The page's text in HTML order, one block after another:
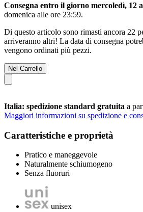
Consegna entro il giorno mercoledì, 12
domenica alle ore 23:59.
Di questo articolo sono rimasti ancora 22
arriveranno altri! La data di consegna
vengono ordinati più pezzi.
Nel Carrello
Italia: spedizione standard gratuita a
Maggiori informazioni su spedizione e
Caratteristiche e proprietà
Pratico e maneggevole
Naturalmente schiumogeno
Senza fluoruri
unisex